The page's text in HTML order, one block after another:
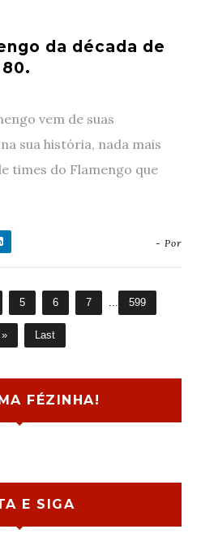
da década de
vem de suas
sua história, nada mais
times do Flamengo que
- Por
5 6 7 ... 599
Last
FÉZINHA!
E SIGA